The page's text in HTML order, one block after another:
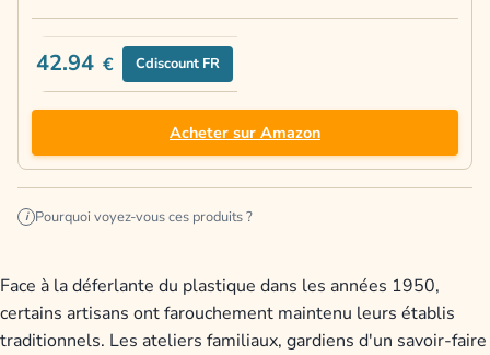
42.94 € Cdiscount FR
Acheter sur Amazon
i Pourquoi voyez-vous ces produits ?
Face à la déferlante du plastique dans les années 1950,
certains artisans ont farouchement maintenu leurs établis
traditionnels. Les ateliers familiaux, gardiens d'un savoir-faire